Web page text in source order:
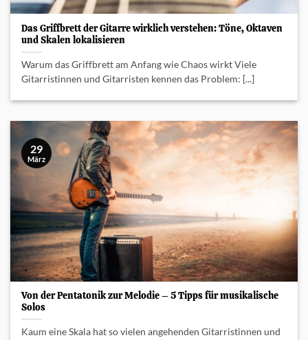
Das Griffbrett der Gitarre wirklich verstehen: Töne, Oktaven
und Skalen lokalisieren
Warum das Griffbrett am Anfang wie Chaos wirkt Viele
Gitarristinnen und Gitarristen kennen das Problem: [...]
Von der Pentatonik zur Melodie – 5 Tipps für musikalische
Solos
Kaum eine Skala hat so vielen angehenden Gitarristinnen und
29
März